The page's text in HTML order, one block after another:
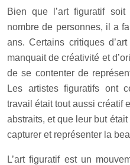
Bien que l’art figuratif soit
nombre de personnes, il a
ans. Certains critiques
manquait de créativité et
de se contenter de
Les artistes figuratifs ont
travail était tout aussi créatif
abstraits, et que leur but
capturer et représenter la
L’art figuratif est un